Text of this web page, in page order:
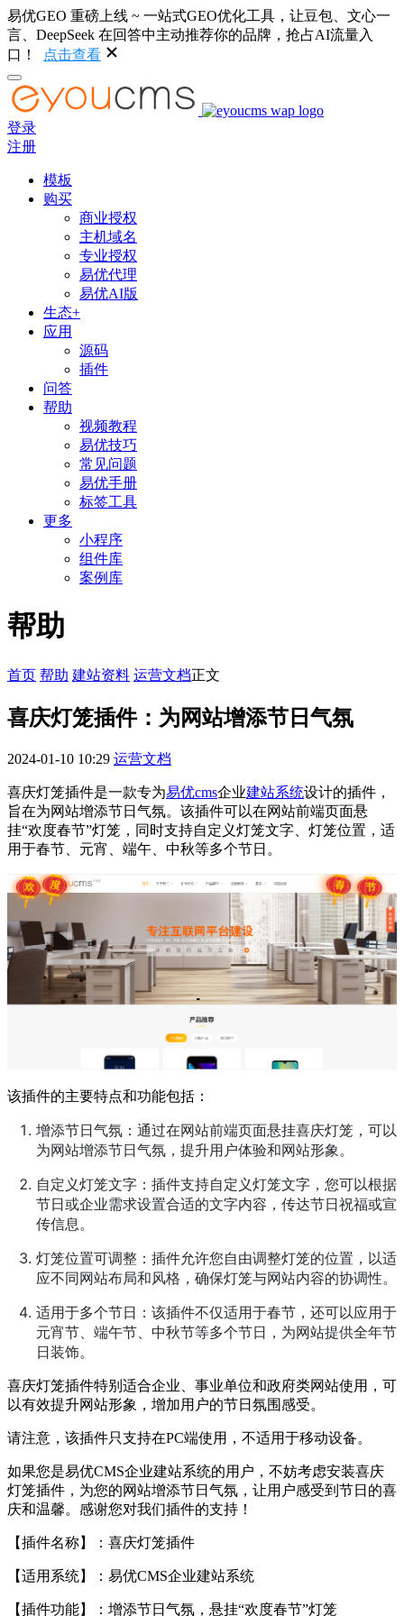
易优GEO 重磅上线 ~ 一站式GEO优化工具，让豆包、文心一
言、DeepSeek 在回答中主动推荐你的品牌，抢占AI流量入
口！
点击查看
登录
注册
模板
购买
商业授权
主机域名
专业授权
易优代理
易优AI版
生态+
应用
源码
插件
问答
帮助
视频教程
易优技巧
常见问题
易优手册
标签工具
更多
小程序
组件库
案例库
帮助
首页 帮助 建站资料 运营文档正文
喜庆灯笼插件：为网站增添节日气氛
2024-01-10 10:29 运营文档
喜庆灯笼插件是一款专为易优cms企业建站系统设计的插件，
旨在为网站增添节日气氛。该插件可以在网站前端页面悬
挂“欢度春节”灯笼，同时支持自定义灯笼文字、灯笼位置，适
用于春节、元宵、端午、中秋等多个节日。
该插件的主要特点和功能包括：
增添节日气氛：通过在网站前端页面悬挂喜庆灯笼，可以
为网站增添节日气氛，提升用户体验和网站形象。
自定义灯笼文字：插件支持自定义灯笼文字，您可以根据
节日或企业需求设置合适的文字内容，传达节日祝福或宣
传信息。
灯笼位置可调整：插件允许您自由调整灯笼的位置，以适
应不同网站布局和风格，确保灯笼与网站内容的协调性。
适用于多个节日：该插件不仅适用于春节，还可以应用于
元宵节、端午节、中秋节等多个节日，为网站提供全年节
日装饰。
喜庆灯笼插件特别适合企业、事业单位和政府类网站使用，可
以有效提升网站形象，增加用户的节日氛围感受。
请注意，该插件只支持在PC端使用，不适用于移动设备。
如果您是易优CMS企业建站系统的用户，不妨考虑安装喜庆
灯笼插件，为您的网站增添节日气氛，让用户感受到节日的喜
庆和温馨。感谢您对我们插件的支持！
【插件名称】：喜庆灯笼插件
【适用系统】：易优CMS企业建站系统
【插件功能】：增添节日气氛，悬挂“欢度春节”灯笼